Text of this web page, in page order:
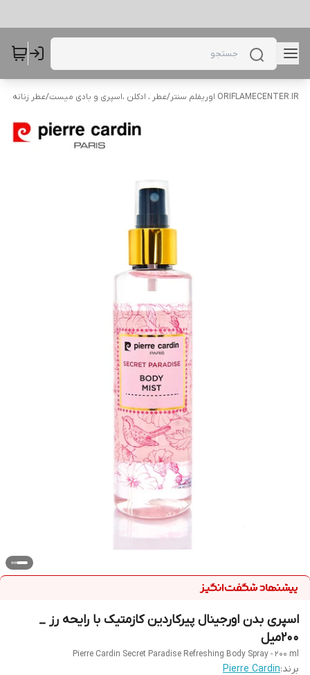
ORIFLAMECENTER.IR اوریفلم سنتر /عطر ، ادکلن ،اسپری و بادی میست/عطر زنانه
اسپری بدن اورجینال پیرکاردین کازمتیک با رایحه رز _
۲۰۰میل
Pierre Cardin Secret Paradise Refreshing Body Spray - 200 ml
برند:Pierre Cardin